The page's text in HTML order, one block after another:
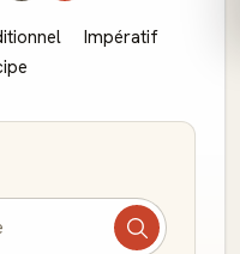
Impératif